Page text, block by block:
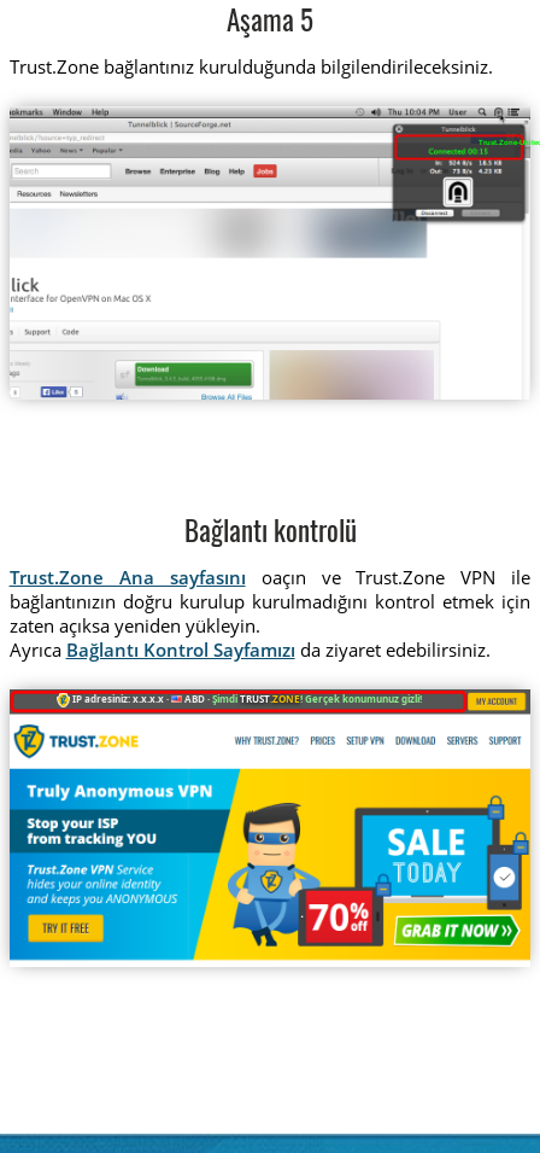
Aşama 5
Trust.Zone bağlantınız kurulduğunda bilgilendirileceksiniz.
Trust.Zone-
Bağlantı kontrolü
Trust.Zone Ana sayfasını oaçın ve Trust.Zone VPN ile
bağlantınızın doğru kurulup kurulmadığını kontrol etmek için
zaten açıksa yeniden yükleyin.
Ayrıca Bağlantı Kontrol Sayfamızı da ziyaret edebilirsiniz.
IP adresiniz: x.x.x.x · ABD ·ŞimdiTRUST.ZONE! Gerçek konumunuz gizli!